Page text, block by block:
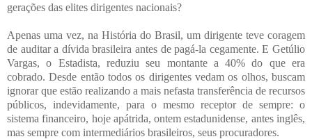
gerações das elites dirigentes nacionais?
Apenas uma vez, na História do Brasil, um dirigente teve coragem
de auditar a dívida brasileira antes de pagá-la cegamente. E Getúlio
Vargas, o Estadista, reduziu seu montante a 40% do que era
cobrado. Desde então todos os dirigentes vedam os olhos, buscam
ignorar que estão realizando a mais nefasta transferência de recursos
públicos, indevidamente, para o mesmo receptor de sempre: o
sistema financeiro, hoje apátrida, ontem estadunidense, antes inglês,
mas sempre com intermediários brasileiros, seus procuradores.